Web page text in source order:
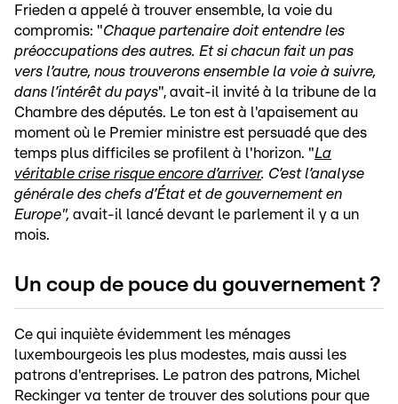
Frieden a appelé à trouver ensemble, la voie du
compromis: "Chaque partenaire doit entendre les
préoccupations des autres. Et si chacun fait un pas
vers l’autre, nous trouverons ensemble la voie à suivre,
dans l’intérêt du pays", avait-il invité à la tribune de la
Chambre des députés. Le ton est à l'apaisement au
moment où le Premier ministre est persuadé que des
temps plus difficiles se profilent à l'horizon. "La
véritable crise risque encore d’arriver. C’est l’analyse
générale des chefs d’État et de gouvernement en
Europe", avait-il lancé devant le parlement il y a un
mois.
Un coup de pouce du gouvernement ?
Ce qui inquiète évidemment les ménages
luxembourgeois les plus modestes, mais aussi les
patrons d'entreprises. Le patron des patrons, Michel
Reckinger va tenter de trouver des solutions pour que